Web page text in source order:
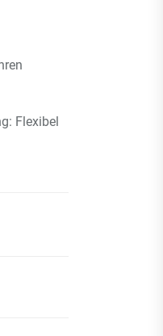
Flexibel